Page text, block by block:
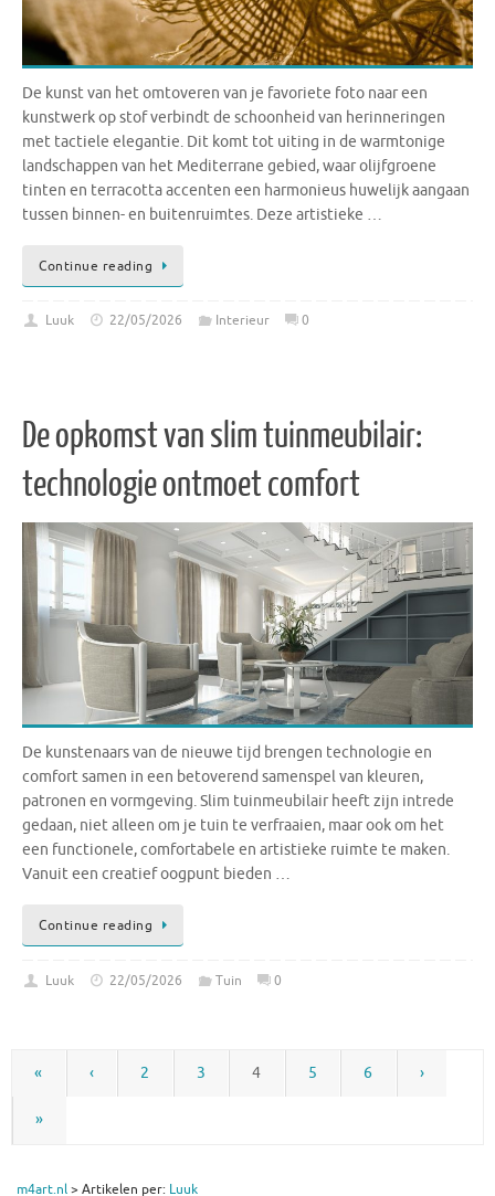
De kunst van het omtoveren van je favoriete foto naar een
kunstwerk op stof verbindt de schoonheid van herinneringen
met tactiele elegantie. Dit komt tot uiting in de warmtonige
landschappen van het Mediterrane gebied, waar olijfgroene
tinten en terracotta accenten een harmonieus huwelijk aangaan
tussen binnen- en buitenruimtes. Deze artistieke …
Continue reading
Luuk 22/05/2026 Interieur 0
De opkomst van slim tuinmeubilair:
technologie ontmoet comfort
De kunstenaars van de nieuwe tijd brengen technologie en
comfort samen in een betoverend samenspel van kleuren,
patronen en vormgeving. Slim tuinmeubilair heeft zijn intrede
gedaan, niet alleen om je tuin te verfraaien, maar ook om het
een functionele, comfortabele en artistieke ruimte te maken.
Vanuit een creatief oogpunt bieden …
Continue reading
Luuk 22/05/2026 Tuin 0
« ‹ 2 3 4 5 6 ›
»
m4art.nl>Artikelen per: Luuk